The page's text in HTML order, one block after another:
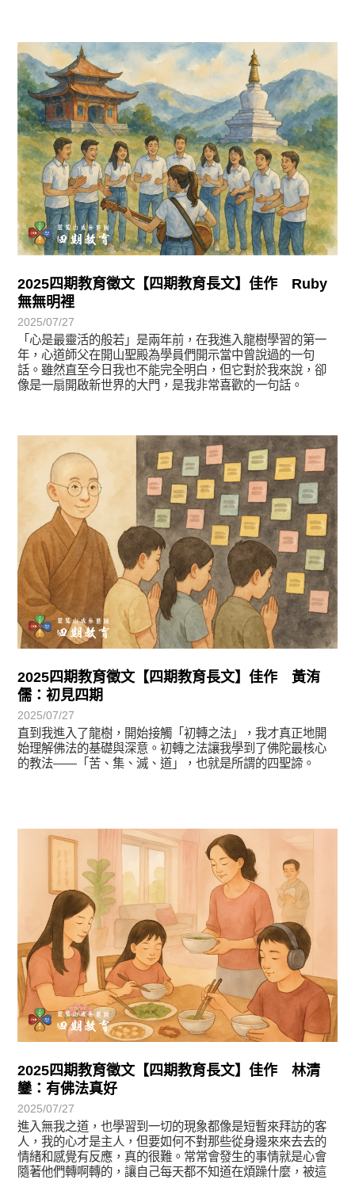
2025四期教育徵文【四期教育長文】佳作 Ruby
無無明裡
2025/07/27
「心是最靈活的般若」是兩年前，在我進入龍樹學習的第一
年，心道師父在開山聖殿為學員們開示當中曾說過的一句
話。雖然直至今日我也不能完全明白，但它對於我來說，卻
像是一扇開啟新世界的大門，是我非常喜歡的一句話。
徵文賞析
2025四期教育徵文【四期教育長文】佳作 黃洧
儒：初見四期
2025/07/27
直到我進入了龍樹，開始接觸「初轉之法」，我才真正地開
始理解佛法的基礎與深意。初轉之法讓我學到了佛陀最核心
的教法——「苦、集、滅、道」，也就是所謂的四聖諦。
徵文賞析
2025四期教育徵文【四期教育長文】佳作 林清
鑾：有佛法真好
2025/07/27
進入無我之道，也學習到一切的現象都像是短暫來拜訪的客
人，我的心才是主人，但要如何不對那些從身邊來來去去的
情緒和感覺有反應，真的很難。常常會發生的事情就是心會
隨著他們轉啊轉的，讓自己每天都不知道在煩躁什麼，被這